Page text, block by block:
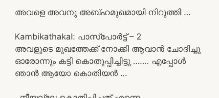
അവളെ അവനു അബ്ഹമുഖമായി നിറുത്തി …
Kambikathakal: പാസ്പോർട്ട് – 2
അവളുടെ മുഖത്തേക്ക് നോക്കി ആവാൻ ചോദിച്ചു
ഓരോന്നും കട്ടി കൊതുപ്പിച്ചിട്ടു ……. എപ്പോൾ
ഞാൻ ആയോ കൊതിയൻ …